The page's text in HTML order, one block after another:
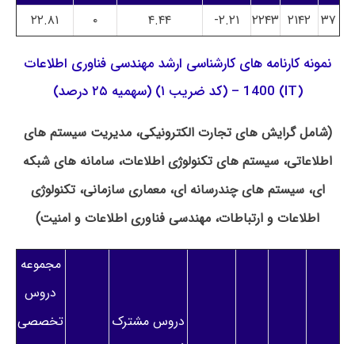
۳۷ ۲۱۴۲ ۲۲۴۳ ۲.۲۱- ۴.۴۴ ۰ ۲۲.۸۱
نمونه کارنامه های کارشناسی ارشد مهندسی فناوری اطلاعات
(IT) 1400 – (کد ضریب ۱) (سهمیه ۲۵ درصد)
(شامل گرایش های تجارت الکترونیکی، مدیریت سیستم های
اطلاعاتی، سیستم های تکنولوژی اطلاعات، سامانه های شبکه
ای، سیستم های چندرسانه ای، معماری سازمانی، تکنولوژی
اطلاعات و ارتباطات، مهندسی فناوری اطلاعات و امنیت)
دروس مشترک
مجموعه
دروس
تخصصی